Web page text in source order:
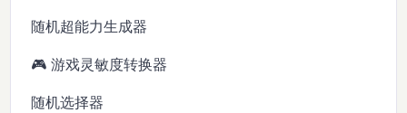
随机超能力生成器
🎮 游戏灵敏度转换器
随机选择器